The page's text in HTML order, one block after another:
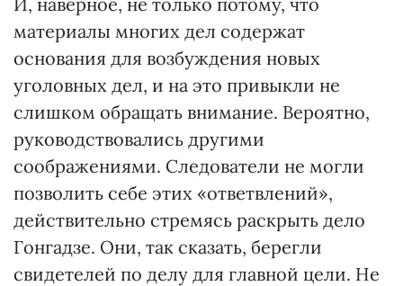
материалы многих дел содержат
основания для возбуждения новых
уголовных дел, и на это привыкли не
слишком обращать внимание. Вероятно,
руководствовались другими
соображениями. Следователи не могли
позволить себе этих «ответвлений»,
действительно стремясь раскрыть дело
Гонгадзе. Они, так сказать, берегли
свидетелей по делу для главной цели. Не